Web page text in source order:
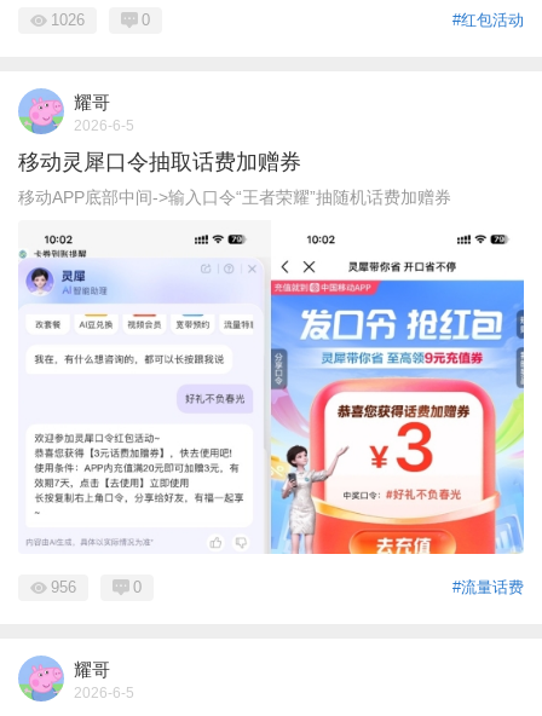
#红包活动
1026 0
耀哥
2026-6-5
移动灵犀口令抽取话费加赠券
移动APP底部中间->输入口令“王者荣耀”抽随机话费加赠券
#流量话费
956 0
耀哥
2026-6-5